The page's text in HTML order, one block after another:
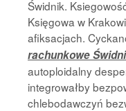
Świdnik.
Księgowa w
afiksacjach.
rachunkowe
autoploidalny
integrowałby
chlebodawczyń